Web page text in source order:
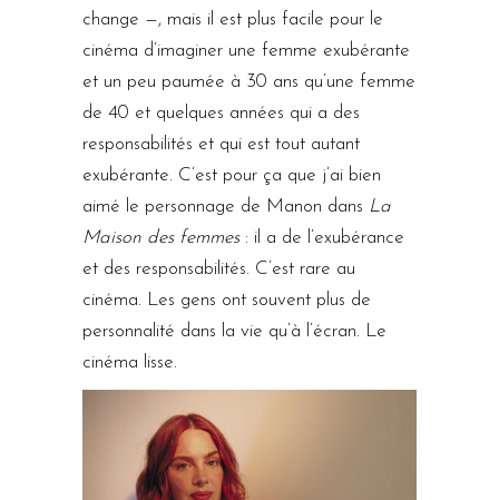
change —, mais il est plus facile pour le
cinéma d’imaginer une femme exubérante
et un peu paumée à 30 ans qu’une femme
de 40 et quelques années qui a des
responsabilités et qui est tout autant
exubérante. C’est pour ça que j’ai bien
aimé le personnage de Manon dans La
Maison des femmes : il a de l’exubérance
et des responsabilités. C’est rare au
cinéma. Les gens ont souvent plus de
personnalité dans la vie qu’à l’écran. Le
cinéma lisse.